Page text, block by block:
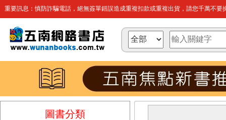
重要訊息：慎防詐騙電話，絕無簽單錯誤造成重複扣款或重複出貨，請您千萬不要
圖書分類